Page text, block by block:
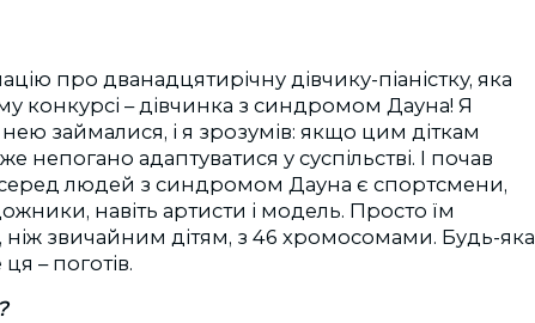
про дванадцятирічну дівчику-піаністку, яка
конкурсі – дівчинка з синдромом Дауна! Я
займалися, і я зрозумів: якщо цим діткам
непогано адаптуватися у суспільстві. І почав
серед людей з синдромом Дауна є спортсмени,
навіть артисти і модель. Просто їм
ніж звичайним дітям, з 46 хромосомами. Будь-яка
– поготів.